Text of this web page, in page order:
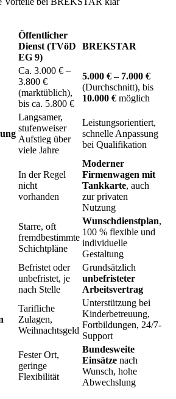
Öffentlicher
Dienst (TVöD
EG 9)
BREKSTAR
Ca. 3.000 € –
3.800 €
(marktüblich),
bis ca. 5.800 €
5.000 € – 7.000 €
(Durchschnitt), bis
10.000 € möglich
Langsamer,
stufenweiser
Aufstieg über
viele Jahre
Leistungsorientiert,
schnelle Anpassung
bei Qualifikation
In der Regel
nicht
vorhanden
Moderner
Firmenwagen mit
Tankkarte, auch
zur privaten
Nutzung
Starre, oft
fremdbestimmte
Schichtpläne
Wunschdienstplan,
100 % flexible und
individuelle
Gestaltung
Befristet oder
unbefristet, je
nach Stelle
Grundsätzlich
unbefristeter
Arbeitsvertrag
Tarifliche
Zulagen,
Weihnachtsgeld
Unterstützung bei
Kinderbetreuung,
Fortbildungen, 24/7-
Support
Fester Ort,
geringe
Flexibilität
Bundesweite
Einsätze nach
Wunsch, hohe
Abwechslung